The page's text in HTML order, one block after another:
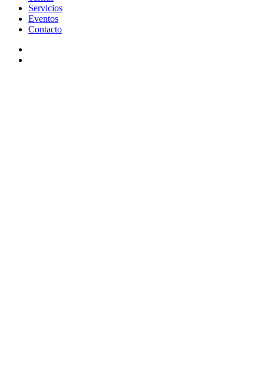
Servicios
Eventos
Contacto